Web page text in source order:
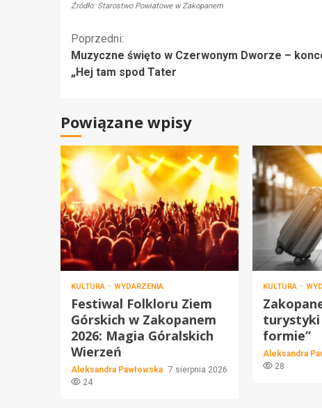
Źródło: Starostwo Powiatowe w Zakopanem
Kontynuuj
czytanie
Poprzedni:
Muzyczne święto w Czerwonym Dworze –
„Hej tam spod Tater
Powiązane wpisy
KULTURA WYDARZENIA
Festiwal Folkloru Ziem
Górskich w Zakopanem
2026: Magia Góralskich
Wierzeń
Aleksandra Pawłowska 7 sierpnia 2026
24
KULTURA
turystyki
formie”
Aleksandra
28